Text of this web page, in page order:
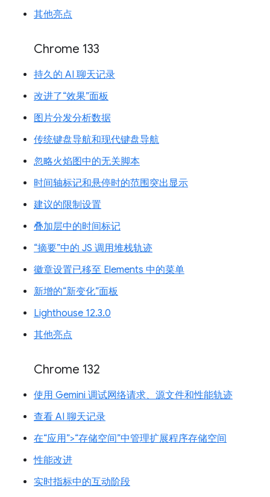
其他亮点
Chrome 133
持久的 AI 聊天记录
改进了“效果”面板
图片分发分析数据
传统键盘导航和现代键盘导航
忽略火焰图中的无关脚本
时间轴标记和悬停时的范围突出显示
建议的限制设置
叠加层中的时间标记
“摘要”中的 JS 调用堆栈轨迹
徽章设置已移至 Elements 中的菜单
新增的“新变化”面板
Lighthouse 12.3.0
其他亮点
Chrome 132
使用 Gemini 调试网络请求、源文件和性能轨迹
查看 AI 聊天记录
在“应用”>“存储空间”中管理扩展程序存储空间
性能改进
实时指标中的互动阶段